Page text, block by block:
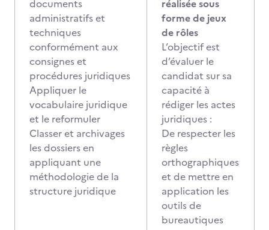
documents
administratifs et
techniques
conformément aux
consignes et
procédures juridiques
Appliquer le
vocabulaire juridique
et le reformuler
Classer et archivages
les dossiers en
appliquant une
méthodologie de la
structure juridique
réalisée sous
forme de jeux
de rôles
L’objectif est
d’évaluer le
candidat sur sa
capacité à
rédiger les actes
juridiques :
De respecter les
règles
orthographiques
et de mettre en
application les
outils de
bureautiques